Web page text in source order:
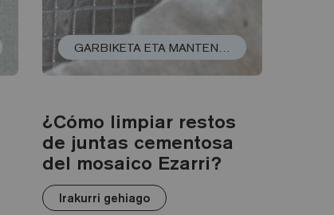
GARBIKETA ETA MANTENTZE-LANAK
¿Cómo limpiar restos
de juntas cementosa
del mosaico Ezarri?
Irakurri gehiago